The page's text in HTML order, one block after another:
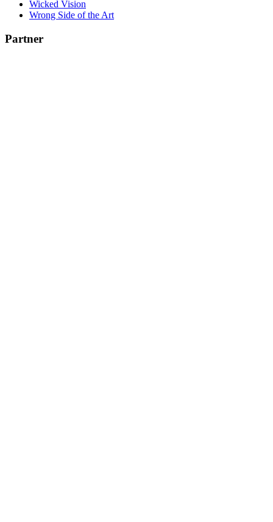
Wicked Vision
Wrong Side of the Art
Partner